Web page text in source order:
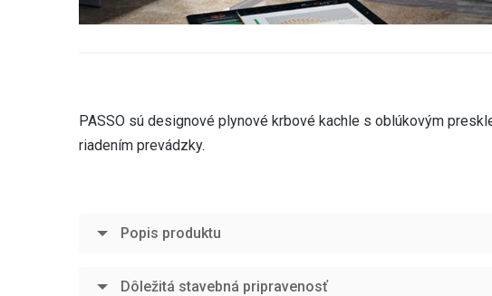
PASSO sú designové plynové krbové kachle s oblúkovým
riadením prevádzky.
Popis produktu
Dôležitá stavebná pripravenosť